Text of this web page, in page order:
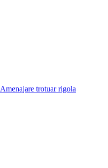
Amenajare trotuar rigola